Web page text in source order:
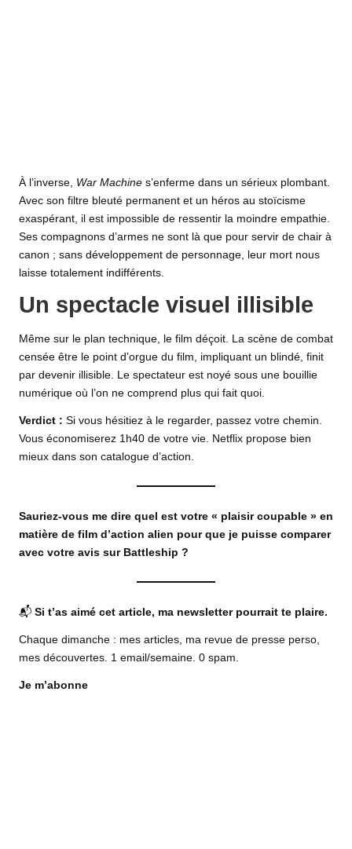
À l’inverse, War Machine s’enferme dans un sérieux plombant.
Avec son filtre bleuté permanent et un héros au stoïcisme
exaspérant, il est impossible de ressentir la moindre empathie.
Ses compagnons d’armes ne sont là que pour servir de chair à
canon ; sans développement de personnage, leur mort nous
laisse totalement indifférents.
Un spectacle visuel illisible
Même sur le plan technique, le film déçoit. La scène de combat
censée être le point d’orgue du film, impliquant un blindé, finit
par devenir illisible. Le spectateur est noyé sous une bouillie
numérique où l’on ne comprend plus qui fait quoi.
Verdict : Si vous hésitiez à le regarder, passez votre chemin.
Vous économiserez 1h40 de votre vie. Netflix propose bien
mieux dans son catalogue d’action.
Sauriez-vous me dire quel est votre « plaisir coupable » en
matière de film d’action alien pour que je puisse comparer
avec votre avis sur Battleship ?
📬 Si t’as aimé cet article, ma newsletter pourrait te plaire.
Chaque dimanche : mes articles, ma revue de presse perso,
mes découvertes. 1 email/semaine. 0 spam.
Je m’abonne